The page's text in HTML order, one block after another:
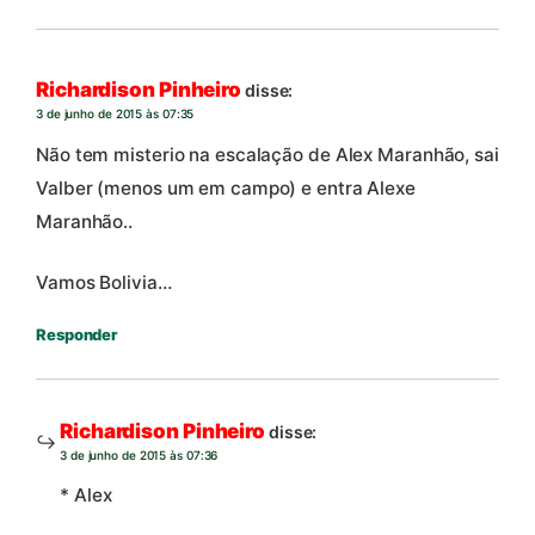
Richardison Pinheiro disse:
3 de junho de 2015 às 07:35
Não tem misterio na escalação de Alex Maranhão, sai
Valber (menos um em campo) e entra Alexe
Maranhão..
Vamos Bolivia…
Responder
Richardison Pinheiro disse:
3 de junho de 2015 às 07:36
* Alex